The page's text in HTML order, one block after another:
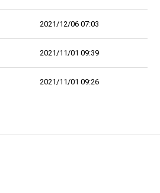
2021/12/06 07:03
2021/11/01 09:39
2021/11/01 09:26